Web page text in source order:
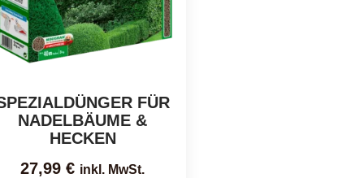
FÜR
NADELBÄUME &
HECKEN
27,99 € inkl. MwSt.